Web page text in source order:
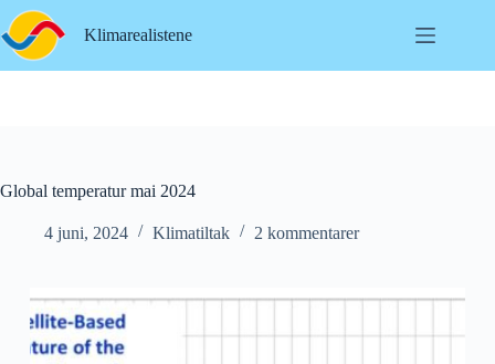
Hopp
til
innholdet
Klimarealistene
Global temperatur mai 2024
4 juni, 2024 Klimatiltak 2 kommentarer